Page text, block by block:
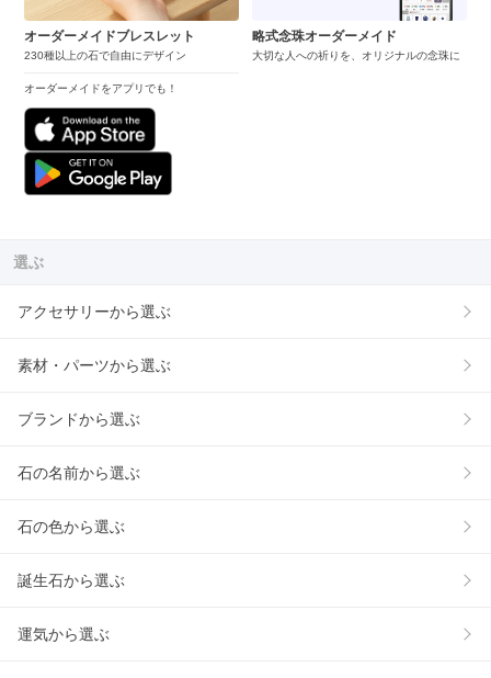
オーダーメイドブレスレット
230種以上の石で自由にデザイン
オーダーメイドをアプリでも！
略式念珠オーダーメイド
大切な人への祈りを、オリジナルの念珠に
選ぶ
アクセサリーから選ぶ
素材・パーツから選ぶ
ブランドから選ぶ
石の名前から選ぶ
石の色から選ぶ
誕生石から選ぶ
運気から選ぶ